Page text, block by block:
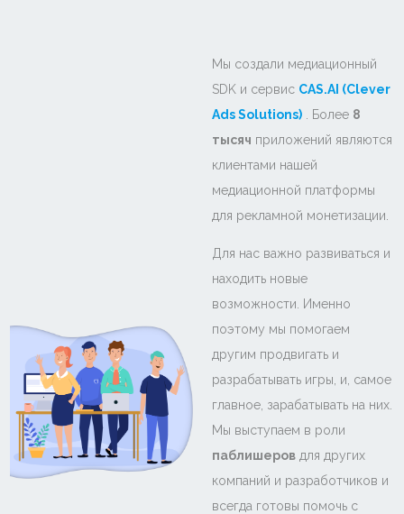
Мы создали медиационный
SDK и сервис CAS.AI (Clever
Ads Solutions)
. Более 8
тысяч приложений являются
клиентами нашей
медиационной платформы
для рекламной монетизации.
Для нас важно развиваться и
находить новые
возможности. Именно
поэтому мы помогаем
другим продвигать и
разрабатывать игры, и, самое
главное, зарабатывать на них.
Мы выступаем в роли
паблишеровдля других
компаний и разработчиков и
всегда готовы помочь с